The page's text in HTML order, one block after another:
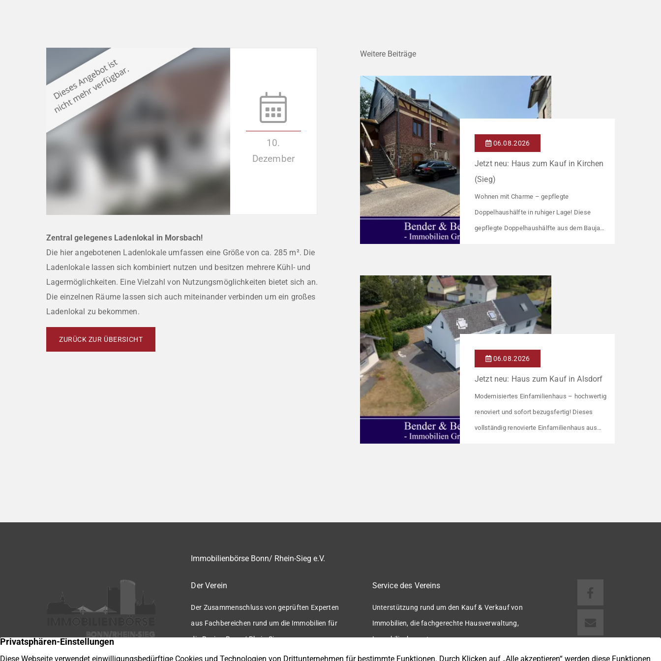
10.
Dezember
Zentral gelegenes Ladenlokal in Morsbach!
Die hier angebotenen Ladenlokale umfassen eine Größe von ca. 285 m². Die
Ladenlokale lassen sich kombiniert nutzen und besitzen mehrere Kühl- und
Lagermöglichkeiten. Eine Vielzahl von Nutzungsmöglichkeiten bietet sich an.
Die einzelnen Räume lassen sich auch miteinander verbinden um ein großes
Ladenlokal zu bekommen.
ZURÜCK ZUR ÜBERSICHT
Weitere Beiträge
06.08.2026
Jetzt neu: Haus zum Kauf in Kirchen
(Sieg)
Wohnen mit Charme – gepflegte
Doppelhaushälfte in ruhiger Lage! Diese
gepflegte Doppelhaushälfte aus dem Baujahr
Wohnatmosphäre. Die Immobilie befindet
sich in einer guten Wohnlage und eignet sich
ideal für Paare oder kleine Familien. Die
Wohnräume präsentieren sich in einem
06.08.2026
Jetzt neu: Haus zum Kauf in Alsdorf
Modernisiertes Einfamilienhaus – hochwertig
renoviert und sofort bezugsfertig! Dieses
vollständig renovierte Einfamilienhaus aus
ideal für alle, die ohne größeren Aufwand
Immobilienbörse Bonn/ Rhein-Sieg e.V.
Der Verein
Der Zusammenschluss von geprüften Experten
aus Fachbereichen rund um die Immobilien für
die Region Bonn / Rhein-Sieg.
Service des Vereins
Unterstützung rund um den Kauf & Verkauf von
Immobilien, die fachgerechte Hausverwaltung,
Immobilienbewertung u.v.m.